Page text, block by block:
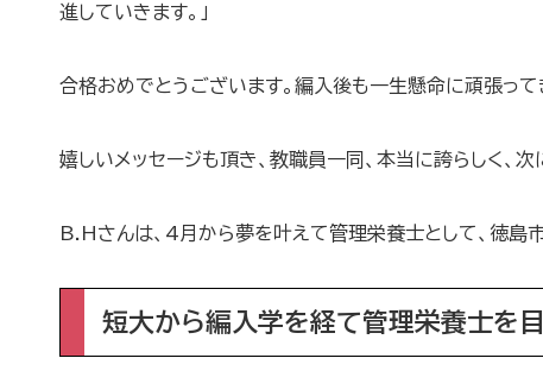
進していきます。」
合格おめでとうございます。編入後も一生懸命に頑張って
嬉しいメッセージも頂き、教職員一同、本当に誇らしく、
B.Hさんは、4月から夢を叶えて管理栄養士として、徳島市
短大から編入学を経て管理栄養士を